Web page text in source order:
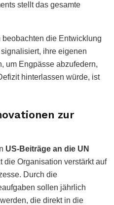
stellt das gesamte
die Entwicklung
ihre eigenen
um Engpässe abzufedern,
hinterlassen würde, ist
zur
US-Beiträge an die UN
die Organisation verstärkt auf
Durch die
sollen jährlich
die direkt in die